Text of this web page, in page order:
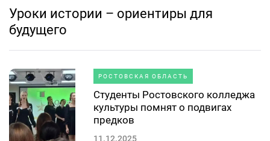
Уроки истории – ориентиры для
будущего
РОСТОВСКАЯ ОБЛАСТЬ
Студенты Ростовского колледжа
культуры помнят о подвигах
предков
11.12.2025